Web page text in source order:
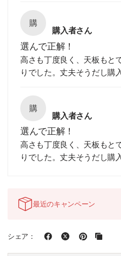
購
購入者さん
選んで正解！
高さも丁度良く、天板もと
りでした。丈夫そうだし購
購
購入者さん
選んで正解！
高さも丁度良く、天板もと
りでした。丈夫そうだし購
最近のキャンペーン
シェア：